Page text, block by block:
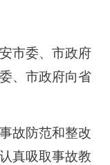
市委、市政府
、市政府向省
故防范和整改
真吸取事故教